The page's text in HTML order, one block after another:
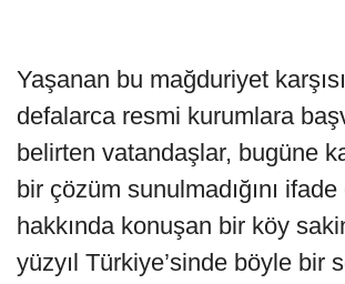
Yaşanan bu mağduriyet
defalarca resmi kurumlara
belirten vatandaşlar, bugüne
bir çözüm sunulmadığını
hakkında konuşan bir köy
yüzyıl Türkiye’sinde böyle bir